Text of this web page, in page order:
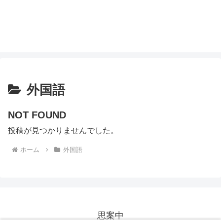
外国語
NOT FOUND
投稿が見つかりませんでした。
ホーム 外国語
思案中